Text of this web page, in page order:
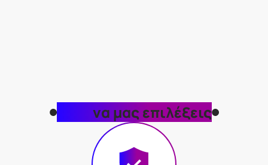
Γιατί να μας επιλέξεις